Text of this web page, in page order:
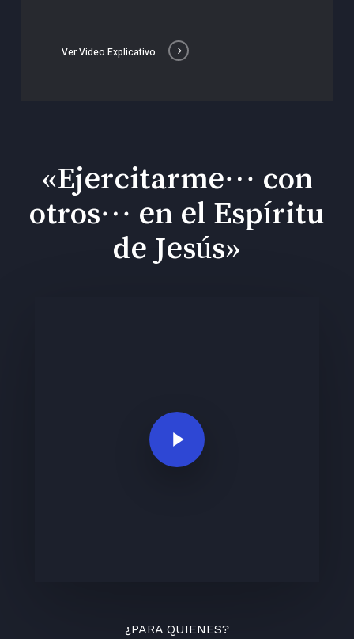
Ver Video Explicativo
«Ejercitarme… con
otros… en el Espíritu
de Jesús»
Play Video
¿PARA QUIENES?